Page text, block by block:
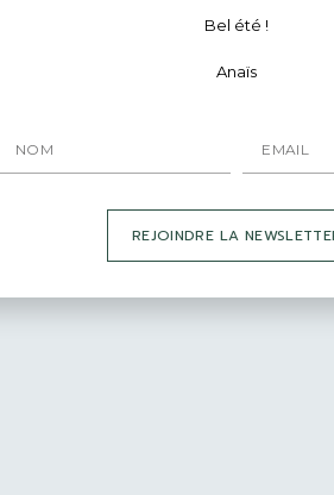
Bel été !
Anaïs
REJOINDRE LA